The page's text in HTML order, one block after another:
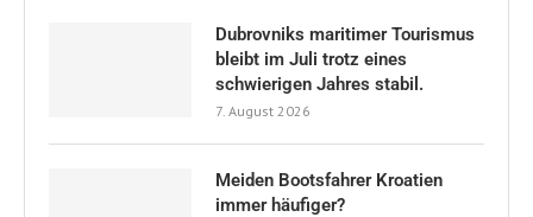
Dubrovniks maritimer Tourismus
bleibt im Juli trotz eines
schwierigen Jahres stabil.
7. August 2026
Meiden Bootsfahrer Kroatien
immer häufiger?